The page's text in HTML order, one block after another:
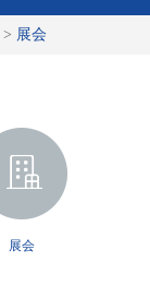
> 展会
展会